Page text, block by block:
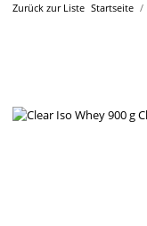
Zurück zur Liste Startseite